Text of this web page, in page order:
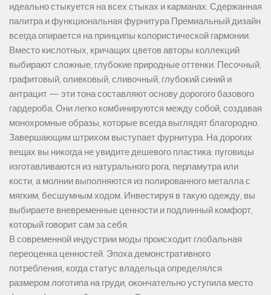
идеально стыкуется на всех стыках и карманах. Сдержанная
палитра и функциональная фурнитура Премиальный дизайн
всегда опирается на принципы колористической гармонии.
Вместо кислотных, кричащих цветов авторы коллекций
выбирают сложные, глубокие природные оттенки. Песочный,
графитовый, оливковый, сливочный, глубокий синий и
антрацит — эти тона составляют основу дорогого базового
гардероба. Они легко комбинируются между собой, создавая
монохромные образы, которые всегда выглядят благородно.
Завершающим штрихом выступает фурнитура. На дорогих
вещах вы никогда не увидите дешевого пластика: пуговицы
изготавливаются из натурального рога, перламутра или
кости, а молнии выполняются из полированного металла с
мягким, бесшумным ходом. Инвестируя в такую одежду, вы
выбираете вневременные ценности и подлинный комфорт,
который говорит сам за себя.
В современной индустрии моды происходит глобальная
переоценка ценностей. Эпоха демонстративного
потребления, когда статус владельца определялся
размером логотипа на груди, окончательно уступила место